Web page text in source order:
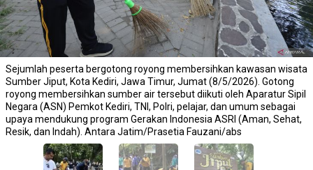
Sejumlah peserta bergotong royong membersihkan kawasan wisata
Sumber Jiput, Kota Kediri, Jawa Timur, Jumat (8/5/2026). Gotong
royong membersihkan sumber air tersebut diikuti oleh Aparatur Sipil
Negara (ASN) Pemkot Kediri, TNI, Polri, pelajar, dan umum sebagai
upaya mendukung program Gerakan Indonesia ASRI (Aman, Sehat,
Resik, dan Indah). Antara Jatim/Prasetia Fauzani/abs